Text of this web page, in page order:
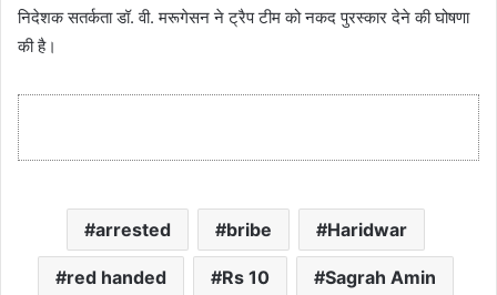
निदेशक सतर्कता डॉ. वी. मरूगेसन ने ट्रैप टीम को नकद पुरस्कार देने की घोषणा
की है।
arrested bribe Haridwar
red handed Rs 10 Sagrah Amin